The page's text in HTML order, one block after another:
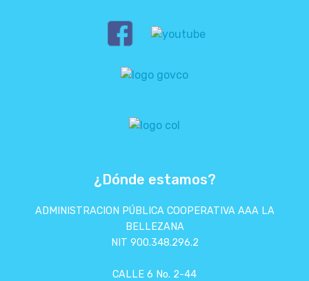
¿Dónde estamos?
ADMINISTRACION PÚBLICA COOPERATIVA AAA LA
BELLEZANA
NIT 900.348.296.2
CALLE 6 No. 2-44